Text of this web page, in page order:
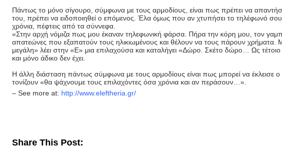
Πάντως το μόνο σίγουρο, σύμφωνα με τους αρμοδίους, είναι πως πρέπει να
του, πρέπει να ειδοποιηθεί ο επόμενος. Έλα όμως που αν χτυπήσει το τηλέφωνό
χρόνια, πέφτεις από τα σύννεφα.
«Στην αρχή νόμιζα πως μου έκαναν τηλεφωνική φάρσα. Πήρα την κόρη μου, τον
απατεώνες που εξαπατούν τους ηλικιωμένους και θέλουν να τους πάρουν χρήματα.
μεγάλη» λέει στην «Ε» μια επιλαχούσα και καταλήγει «Δώρο. Σκέτο δώρο… Ως
και μόνο άδικο δεν έχει.
Η άλλη διάσταση πάντως σύμφωνα με τους αρμοδίους είναι πως μπορεί να έκλεισε
τονίζουν «θα ψάχνουμε τους επιλαχόντες όσα χρόνια και αν περάσουν…».
– See more at: http://www.eleftheria.gr/
Share This Post: